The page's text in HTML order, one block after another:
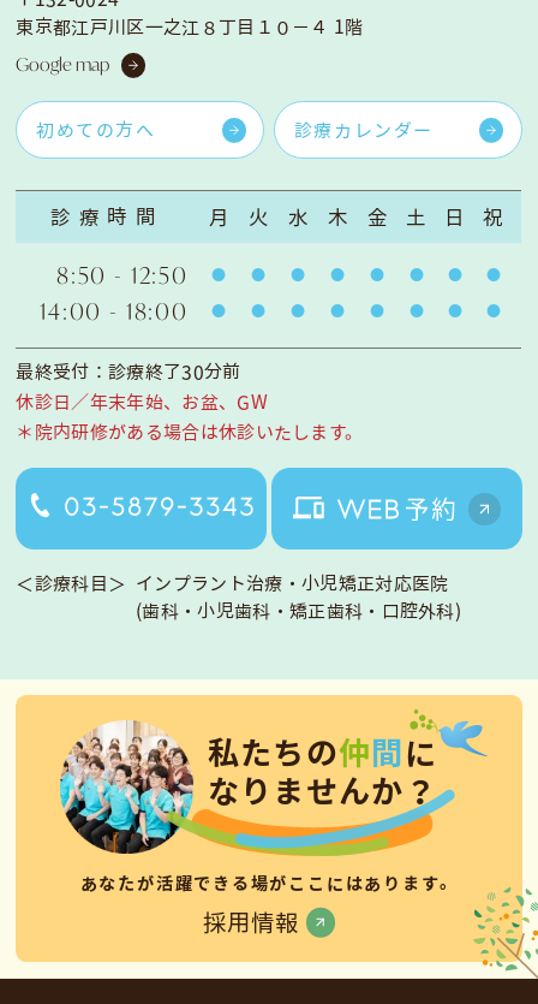
東京都江戸川区一之江８丁目１０−４ 1階
Google map
初めての方へ 診療カレンダー
診療時間 月 火 水 木 金 土 日 祝
8:50 - 12:50
14:00 - 18:00
最終受付：診療終了30分前
休診日／年末年始、お盆、GW
＊院内研修がある場合は休診いたします。
＜診療科目＞
インプラント治療・小児矯正対応医院
(歯科・小児歯科・矯正歯科・口腔外科)
あなたが活躍できる場がここにはあります。
私たち の仲 間 に
な り ま せんか ？
採用情報